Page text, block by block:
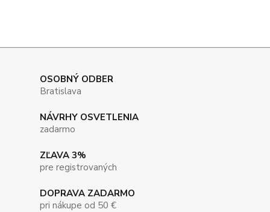
OSOBNÝ ODBER
Bratislava
NÁVRHY OSVETLENIA
zadarmo
ZĽAVA 3%
pre registrovaných
DOPRAVA ZADARMO
pri nákupe od 50 €